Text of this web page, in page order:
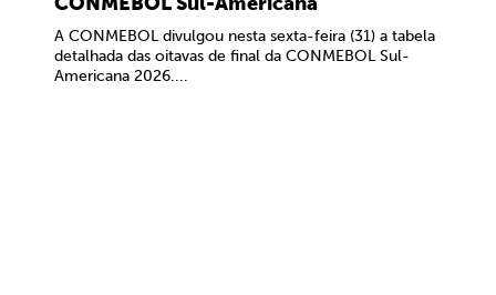
A CONMEBOL divulgou nesta sexta-feira (31) a tabela
detalhada das oitavas de final da CONMEBOL Sul-
Americana 2026....